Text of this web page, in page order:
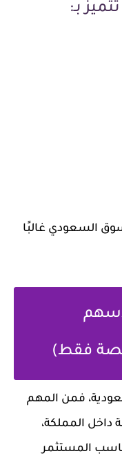
بـ:
السعودي غالبًا
فقط)
فمن المهم
المملكة،
المستثمر